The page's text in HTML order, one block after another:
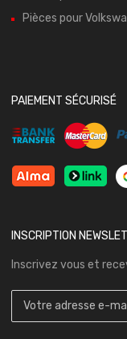
Pièces pour
PAIEMENT SÉCURISÉ
INSCRIPTION
Inscrivez vous et